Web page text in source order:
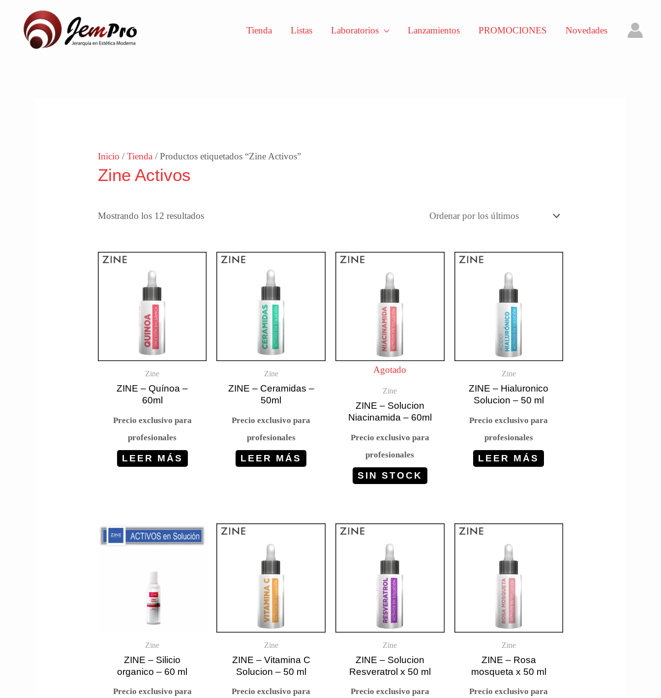
contenido
Tienda Listas Laboratorios Lanzamientos PROMOCIONES Novedades
Inicio / Tienda/ Productos etiquetados “Zine Activos”
Zine Activos
Mostrando los 12 resultados
Zine
ZINE – Quínoa –
60ml
Precio exclusivo para
profesionales
LEER MÁS
Zine
ZINE – Ceramidas –
50ml
Precio exclusivo para
profesionales
LEER MÁS
Agotado
Zine
ZINE – Solucion
Niacinamida – 60ml
Precio exclusivo para
profesionales
SIN STOCK
Zine
ZINE – Hialuronico
Solucion – 50 ml
Precio exclusivo para
profesionales
LEER MÁS
Zine
ZINE – Silicio
organico – 60 ml
Precio exclusivo para
Zine
ZINE – Vitamina C
Solucion – 50 ml
Precio exclusivo para
Zine
ZINE – Solucion
Resveratrol x 50 ml
Precio exclusivo para
Zine
ZINE – Rosa
mosqueta x 50 ml
Precio exclusivo para